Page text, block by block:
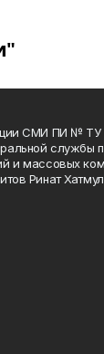
СМИ ПИ № ТУ
службы
и массовых
Ринат